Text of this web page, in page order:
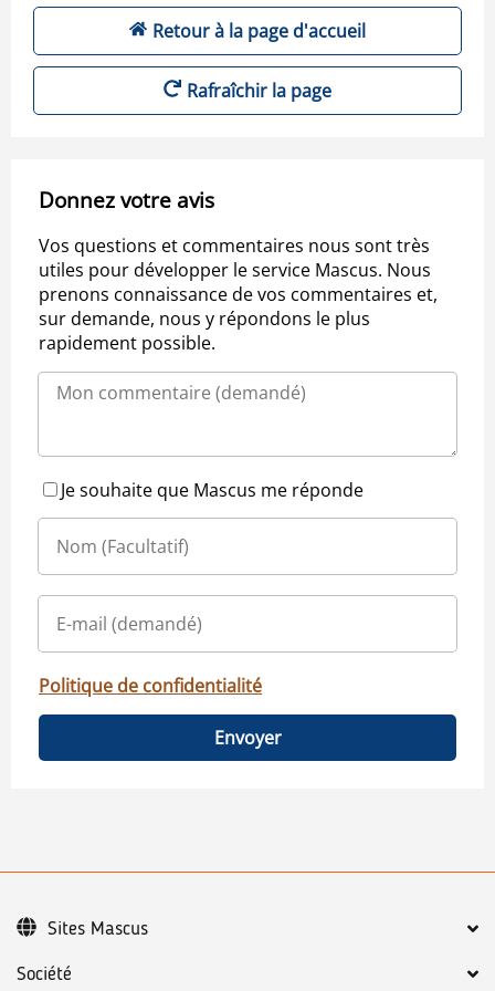
Retour à la page d'accueil
Rafraîchir la page
Donnez votre avis
Vos questions et commentaires nous sont très
utiles pour développer le service Mascus. Nous
prenons connaissance de vos commentaires et,
sur demande, nous y répondons le plus
rapidement possible.
Je souhaite que Mascus me réponde
Politique de confidentialité
Envoyer
Société
Sites Mascus